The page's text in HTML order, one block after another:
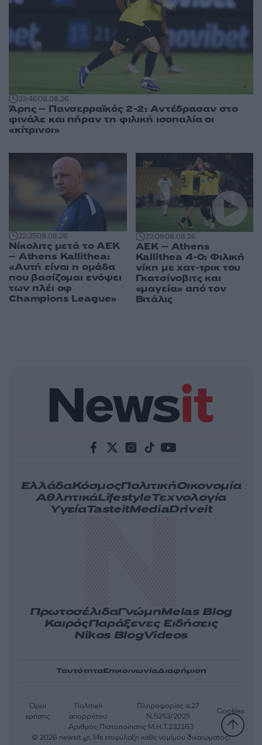
22:4608.08.26
Άρης – Πανσερραϊκός 2-2: Αντέδρασαν στο
φινάλε και πήραν τη φιλική ισοπαλία οι
«κίτρινοι»
22:3508.08.26
Νίκολιτς μετά το ΑΕΚ
– Athens Kallithea:
«Αυτή είναι η ομάδα
που βασίζομαι ενόψει
των πλέι οφ
Champions League»
22:0808.08.26
ΑΕΚ – Athens
Kallithea 4-0: Φιλική
νίκη με χατ-τρικ του
Γκατσίνοβιτς και
«μαγεία» από τον
Βιτάλις
ΕλλάδαΚόσμοςΠολιτικήΟικονομία
ΑθλητικάLifestyleΤεχνολογία
ΥγείαTasteitMediaDriveit
ΠρωτοσέλιδαΓνώμηMelas Blog
ΚαιρόςΠαράξενες Ειδήσεις
Nikos BlogVideos
ΤαυτότηταΕπικοινωνίαΔιαφήμιση
Αριθμός Πιστοποίησης Μ.Η.Τ.232163
Όροι
χρήσης
Πολιτική
απορρήτου
Πληροφορίες α.27
Ν.5253/2025
Cookies
© 2026 newsit.gr. Με επιφύλαξη κάθε νομίμου δικαιώματος.